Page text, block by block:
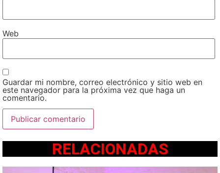
Web
Guardar mi nombre, correo electrónico y sitio web en
este navegador para la próxima vez que haga un
comentario.
RELACIONADAS